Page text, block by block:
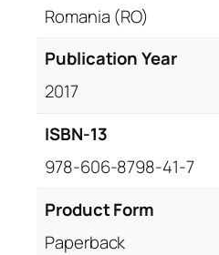
Romania (RO)
Publication Year
2017
ISBN-13
978-606-8798-41-7
Product Form
Paperback